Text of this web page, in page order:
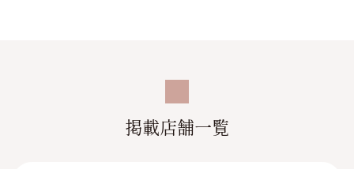
掲載店舗一覧